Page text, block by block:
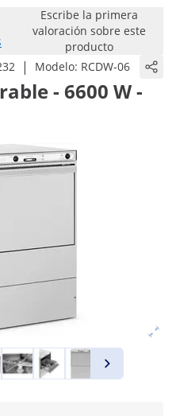
Escribe la primera
valoración sobre este
producto
| Modelo: RCDW-06
- 6600 W -